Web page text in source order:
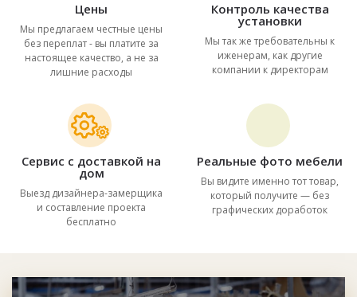
Цены
Мы предлагаем честные цены
без переплат - вы платите за
настоящее качество, а не за
лишние расходы
Контроль качества
установки
Мы так же требовательны к
иженерам, как другие
компании к директорам
Сервис с доставкой на
дом
Выезд дизайнера-замерщика
и составление проекта
бесплатно
Реальные фото мебели
Вы видите именно тот товар,
который получите — без
графических доработок